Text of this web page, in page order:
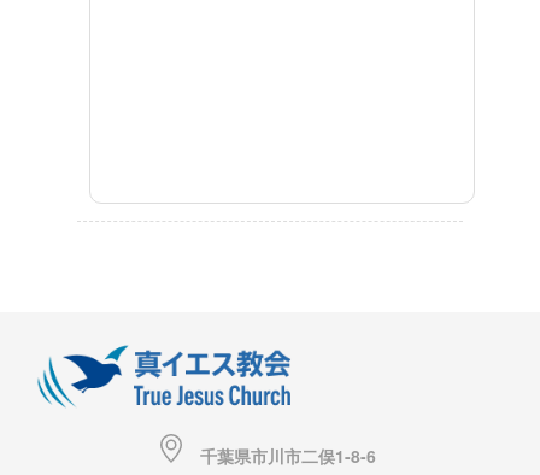
千葉県市川市二俣1-8-6